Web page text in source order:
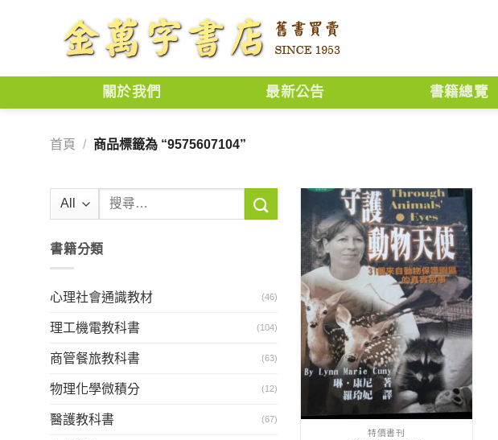
關於我們 最新公告 書籍總覽
首頁 / 商品標籤為 “9575607104”
搜
鍵
書籍分類
心理社會通識教材 (46)
理工機電教科書 (104)
商管餐旅教科書 (63)
物理化學微積分 (12)
醫護教科書 (67)
特價書刊